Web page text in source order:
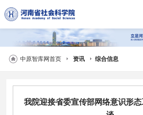
中原智库网首页 资讯 综合信息
我院迎接省委宣传部网络意识形